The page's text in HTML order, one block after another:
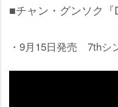
■チャン・グンソク『
・9月15日発売 7thシ